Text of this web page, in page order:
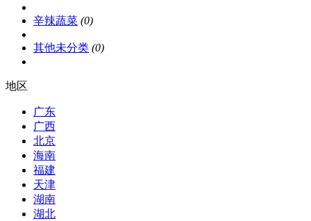
辛辣蔬菜 (0)
其他未分类 (0)
地区
广东
广西
北京
海南
福建
天津
湖南
湖北